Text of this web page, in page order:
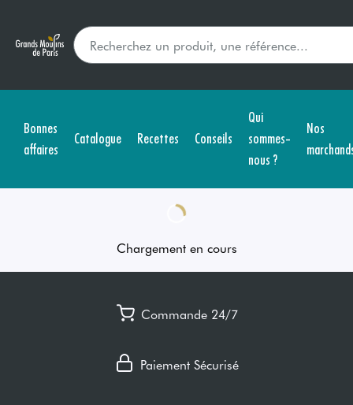
Bonnes
affaires
Catalogue Recettes Conseils
Qui
sommes-
nous ?
Nos
Chargement en cours
Commande 24/7
Paiement Sécurisé